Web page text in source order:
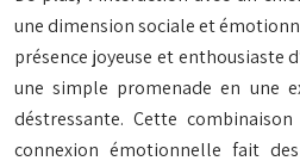
une dimension sociale et
présence joyeuse et enthousiaste
une simple promenade en une
déstressante. Cette
connexion émotionnelle fait